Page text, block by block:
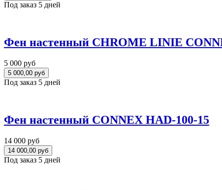
Под заказ 5 дней
Фен настенный CHROME LINIE
5 000 руб
Под заказ 5 дней
Фен настенный CONNEX HAD-100-15
14 000 руб
Под заказ 5 дней